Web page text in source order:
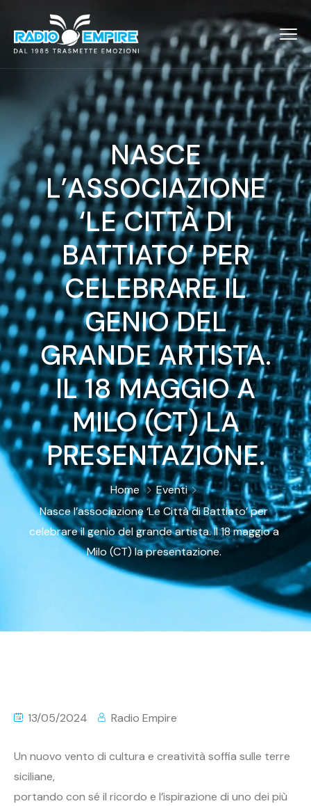
NASCE
L’ASSOCIAZIONE
‘LE CITTÀ DI
BATTIATO’ PER
CELEBRARE IL
GENIO DEL
GRANDE ARTISTA.
IL 18 MAGGIO A
MILO (CT) LA
PRESENTAZIONE.
Home
Eventi
Nasce l’associazione ‘Le Città di Battiato’ per
celebrare il genio del grande artista. Il 18 maggio a
Milo (CT) la presentazione.
13/05/2024 Radio Empire
Un nuovo vento di cultura e creatività soffia sulle terre
siciliane,
portando con sé il ricordo e l’ispirazione di uno dei più